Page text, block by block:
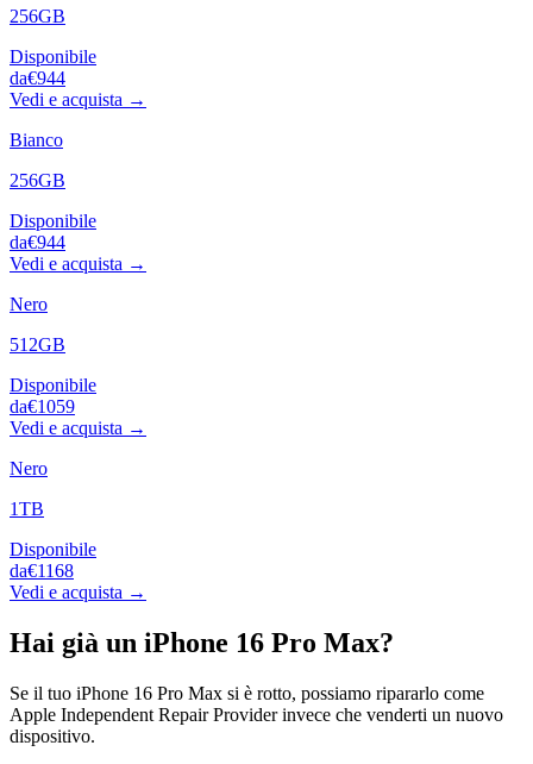
256GB
Disponibile
da€944
Vedi e acquista →
Bianco
256GB
Disponibile
da€944
Vedi e acquista →
Nero
512GB
Disponibile
da€1059
Vedi e acquista →
Nero
1TB
Disponibile
da€1168
Vedi e acquista →
Hai già un iPhone 16 Pro Max?
Se il tuo iPhone 16 Pro Max si è rotto, possiamo ripararlo come
Apple Independent Repair Provider invece che venderti un nuovo
dispositivo.